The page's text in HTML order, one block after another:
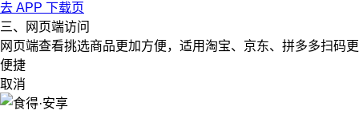
去 APP 下载页
三、网页端访问
网页端查看挑选商品更加方便，适用淘宝、京东、拼多多扫码更
便捷
取消